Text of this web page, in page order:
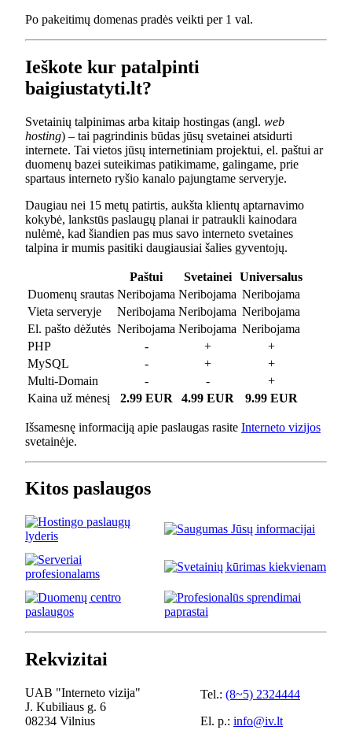
Po pakeitimų domenas pradės veikti per 1 val.
Ieškote kur patalpinti
baigiustatyti.lt?
Svetainių talpinimas arba kitaip hostingas (angl. web
hosting) – tai pagrindinis būdas jūsų svetainei atsidurti
internete. Tai vietos jūsų internetiniam projektui, el. paštui ar
duomenų bazei suteikimas patikimame, galingame, prie
spartaus interneto ryšio kanalo pajungtame serveryje.
Daugiau nei 15 metų patirtis, aukšta klientų aptarnavimo
kokybė, lankstūs paslaugų planai ir patraukli kainodara
nulėmė, kad šiandien pas mus savo interneto svetaines
talpina ir mumis pasitiki daugiausiai šalies gyventojų.
Paštui Svetainei
Universalus
Duomenų srautas Neribojama Neribojama Neribojama
Vieta serveryje
Neribojama Neribojama Neribojama
El. pašto dėžutės Neribojama Neribojama Neribojama
PHP
- +
+
MySQL
- +
+
Multi-Domain
- -
+
Kaina už mėnesį
2.99 EUR 4.99 EUR 9.99 EUR
Išsamesnę informaciją apie paslaugas rasite Interneto vizijos
svetainėje.
Kitos paslaugos
Rekvizitai
UAB "Interneto vizija"
J. Kubiliaus g. 6
08234 Vilnius
Tel.: (8~5) 2324444
El. p.: info@iv.lt